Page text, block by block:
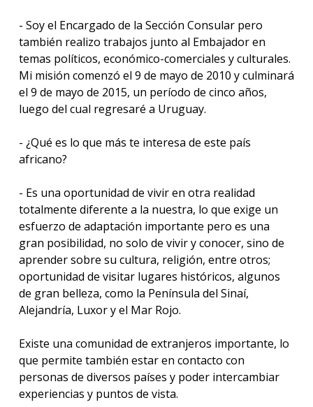
- Soy el Encargado de la Sección Consular pero
también realizo trabajos junto al Embajador en
temas políticos, económico-comerciales y culturales.
Mi misión comenzó el 9 de mayo de 2010 y culminará
el 9 de mayo de 2015, un período de cinco años,
luego del cual regresaré a Uruguay.
- ¿Qué es lo que más te interesa de este país
africano?
- Es una oportunidad de vivir en otra realidad
totalmente diferente a la nuestra, lo que exige un
esfuerzo de adaptación importante pero es una
gran posibilidad, no solo de vivir y conocer, sino de
aprender sobre su cultura, religión, entre otros;
oportunidad de visitar lugares históricos, algunos
de gran belleza, como la Península del Sinaí,
Alejandría, Luxor y el Mar Rojo.
Existe una comunidad de extranjeros importante, lo
que permite también estar en contacto con
personas de diversos países y poder intercambiar
experiencias y puntos de vista.